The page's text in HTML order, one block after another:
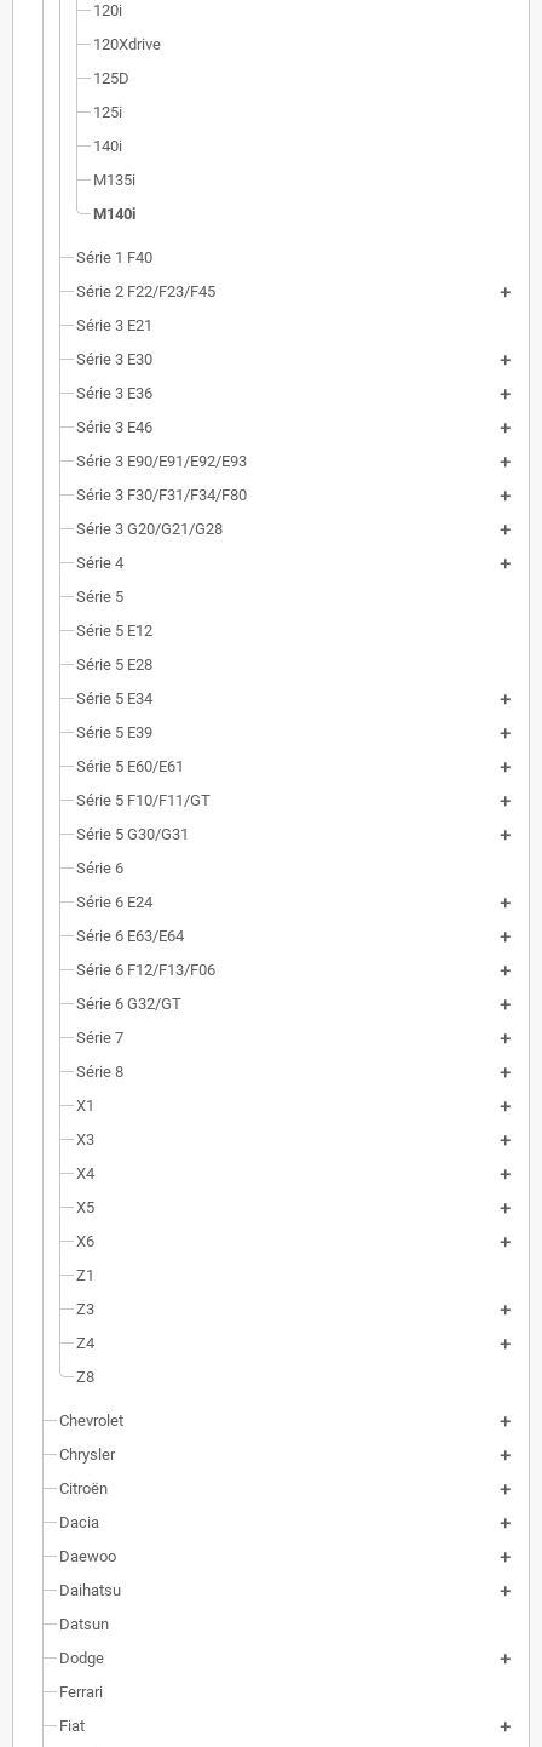
120i
120Xdrive
125D
125i
140i
M135i
M140i
Série 1 F40
Série 2 F22/F23/F45
Série 3 E21
Série 3 E30
Série 3 E36
Série 3 E46
Série 3 E90/E91/E92/E93
Série 3 F30/F31/F34/F80
Série 3 G20/G21/G28
Série 4
Série 5
Série 5 E12
Série 5 E28
Série 5 E34
Série 5 E39
Série 5 E60/E61
Série 5 F10/F11/GT
Série 5 G30/G31
Série 6
Série 6 E24
Série 6 E63/E64
Série 6 F12/F13/F06
Série 6 G32/GT
Série 7
Série 8
X1
X3
X4
X5
X6
Z1
Z3
Z4
Z8
Chevrolet
Chrysler
Citroën
Dacia
Daewoo
Daihatsu
Datsun
Dodge
Ferrari
Fiat